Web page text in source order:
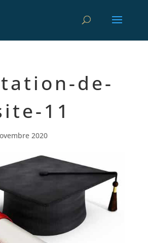
de-
11
2020